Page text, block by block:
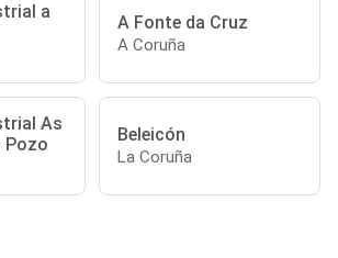
a
A Fonte da Cruz
A Coruña
As
Pozo
Beleicón
La Coruña